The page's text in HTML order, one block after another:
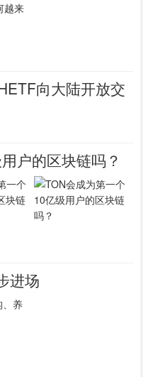
向大陆开放交
户的区块链吗？
进场